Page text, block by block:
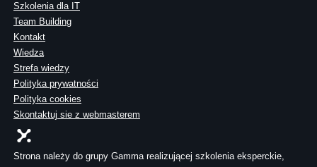
Szkolenia dla IT
Team Building
Kontakt
Wiedza
Strefa wiedzy
Polityka prywatności
Polityka cookies
Skontaktuj sie z webmasterem
Strona należy do grupy Gamma realizującej szkolenia eksperckie,